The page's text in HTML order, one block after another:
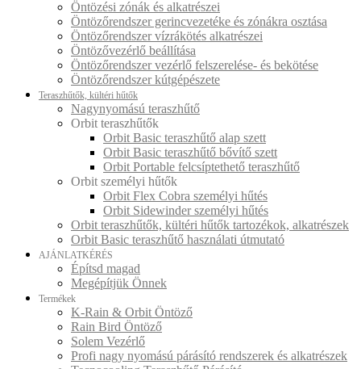
Öntözési zónák és alkatrészei
Öntözőrendszer gerincvezetéke és zónákra osztása
Öntözőrendszer vízrákötés alkatrészei
Öntözővezérlő beállítása
Öntözőrendszer vezérlő felszerelése- és bekötése
Öntözőrendszer kútgépészete
Teraszhűtők, kültéri hűtők
Nagynyomású teraszhűtő
Orbit teraszhűtők
Orbit Basic teraszhűtő alap szett
Orbit Basic teraszhűtő bővítő szett
Orbit Portable felcsíptethető teraszhűtő
Orbit személyi hűtők
Orbit Flex Cobra személyi hűtés
Orbit Sidewinder személyi hűtés
Orbit teraszhűtők, kültéri hűtők tartozékok, alkatrészek
Orbit Basic teraszhűtő használati útmutató
AJÁNLATKÉRÉS
Építsd magad
Megépítjük Önnek
Termékek
K-Rain & Orbit Öntöző
Rain Bird Öntöző
Solem Vezérlő
Profi nagy nyomású párásító rendszerek és alkatrészek